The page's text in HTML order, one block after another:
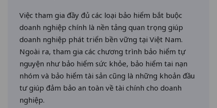
Việc tham gia đầy đủ các loại bảo hiểm bắt buộc
doanh nghiệp chính là nền tảng quan trọng giúp
doanh nghiệp phát triển bền vững tại Việt Nam.
Ngoài ra, tham gia các chương trình bảo hiểm tự
nguyện như bảo hiểm sức khỏe, bảo hiểm tai nạn
nhóm và bảo hiểm tài sản cũng là những khoản đầu
tư giúp đảm bảo an toàn về tài chính cho doanh
nghiệp.